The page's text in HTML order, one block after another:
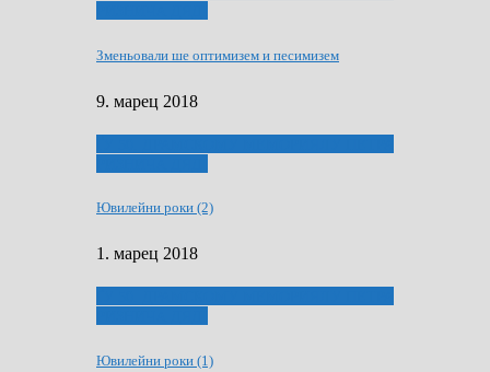
Зменьовали ше оптимизем и песимизем
9. марец 2018
Ювилейни роки (2)
1. марец 2018
Ювилейни роки (1)